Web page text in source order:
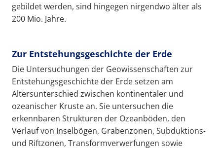
gebildet werden, sind hingegen nirgendwo älter als
200 Mio. Jahre.
Zur Entstehungsgeschichte der Erde
Die Untersuchungen der Geowissenschaften zur
Entstehungsgeschichte der Erde setzen am
Altersunterschied zwischen kontinentaler und
ozeanischer Kruste an. Sie untersuchen die
erkennbaren Strukturen der Ozeanböden, den
Verlauf von Inselbögen, Grabenzonen, Subduktions-
und Riftzonen, Transformverwerfungen sowie